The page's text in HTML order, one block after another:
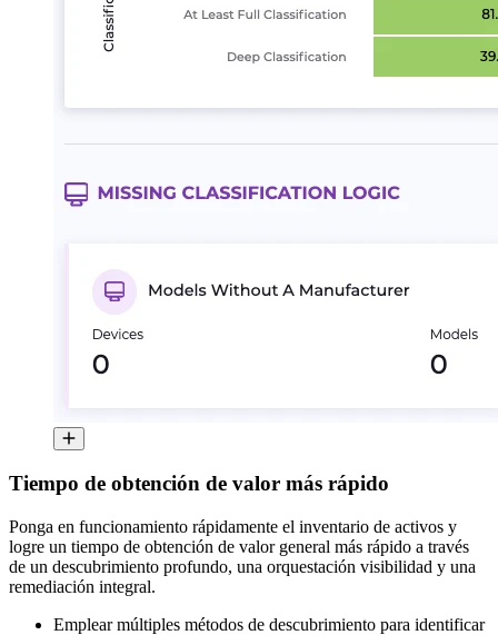
Tiempo de obtención de valor más rápido
Ponga en funcionamiento rápidamente el inventario de activos y
logre un tiempo de obtención de valor general más rápido a través
de un descubrimiento profundo, una orquestación visibilidad y una
remediación integral.
Emplear múltiples métodos de descubrimiento para identificar